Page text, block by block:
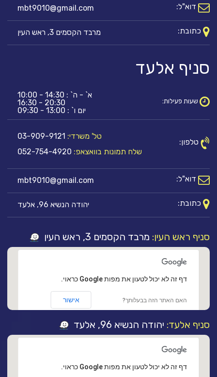
דוא"ל: mbt9010@gmail.com
כתובת: מרבד הקסמים 3, ראש העין
סניף אלעד
שעות פעילות:
א` - ה` : 14:30 - 10:00
20:30 - 16:30
יום ו` : 13:00 - 09:30
טלפון:
טל' משרדי: 03-909-9121
שלח תמונות בוואצאפ: 052-754-4920
דוא"ל: mbt9010@gmail.com
כתובת: יהודה הנשיא 96, אלעד
סניף ראש העין: מרבד הקסמים 3, ראש העין
‏דף זה לא יכול לטעון את מפות Google כראוי.
האם האתר הזה בבעלותך? אישור
סניף אלעד: יהודה הנשיא 96, אלעד
‏דף זה לא יכול לטעון את מפות Google כראוי.